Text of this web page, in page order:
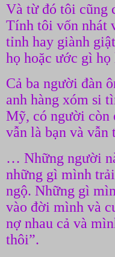
Và từ đó tôi cũng
Tính tôi vốn nhát
tỉnh hay giành
họ hoặc ước gì
Cả ba người đàn
anh hàng xóm si
Mỹ, có người còn
vẫn là bạn và vẫn
… Những người
những gì mình
ngộ. Những gì
vào đời mình và
nợ nhau cả và
thôi”.